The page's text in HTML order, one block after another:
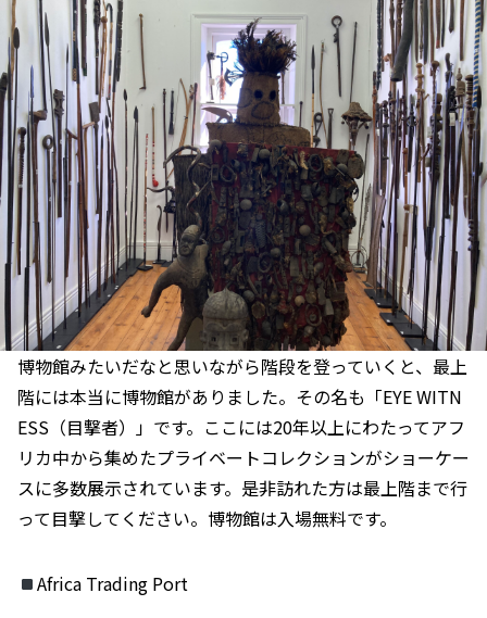
博物館みたいだなと思いながら階段を登っていくと、最上
階には本当に博物館がありました。その名も「EYE WITN
ESS（目撃者）」です。ここには20年以上にわたってアフ
リカ中から集めたプライベートコレクションがショーケー
スに多数展示されています。是非訪れた方は最上階まで行
って目撃してください。博物館は入場無料です。
Africa Trading Port